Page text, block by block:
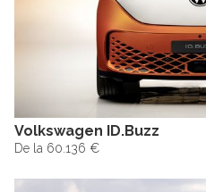
Volkswagen ID.Buzz
De la 60.136 €